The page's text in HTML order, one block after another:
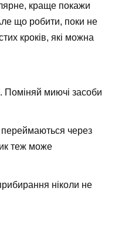
краще покажи
що робити, поки не
кроків, які можна
Поміняй миючі засоби
через
теж може
ніколи не